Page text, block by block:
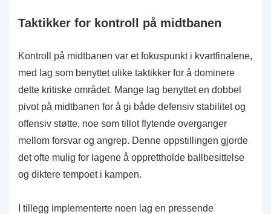
Taktikker for kontroll på midtbanen
Kontroll på midtbanen var et fokuspunkt i kvartfinalene,
med lag som benyttet ulike taktikker for å dominere
dette kritiske området. Mange lag benyttet en dobbel
pivot på midtbanen for å gi både defensiv stabilitet og
offensiv støtte, noe som tillot flytende overganger
mellom forsvar og angrep. Denne oppstillingen gjorde
det ofte mulig for lagene å opprettholde ballbesittelse
og diktere tempoet i kampen.
I tillegg implementerte noen lag en pressende